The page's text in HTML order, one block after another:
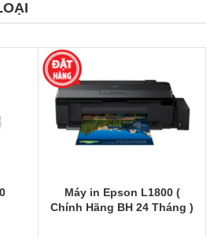
Máy in Epson L1800 (
Chính Hãng BH 24 Tháng )